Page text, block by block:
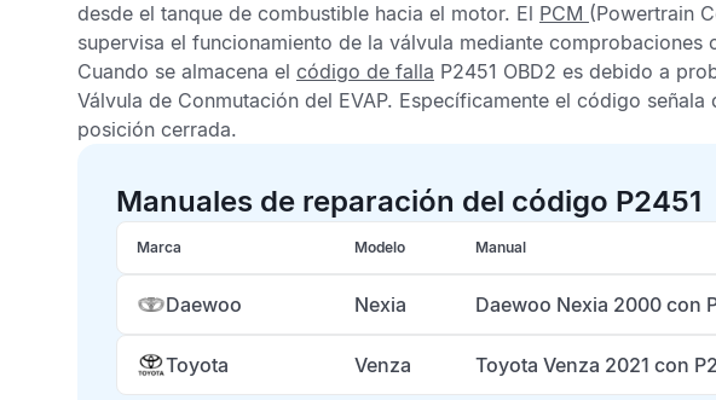
desde el tanque de combustible hacia el motor. El PCM (Powertrain
supervisa el funcionamiento de la válvula mediante comprobaciones
Cuando se almacena el código de falla P2451 OBD2 es debido a
Válvula de Conmutación del EVAP. Específicamente el código señala
posición cerrada.
Manuales de reparación del código P2451
Marca Modelo Manual
Daewoo Nexia Daewoo Nexia 2000 con
Toyota Venza Toyota Venza 2021 con